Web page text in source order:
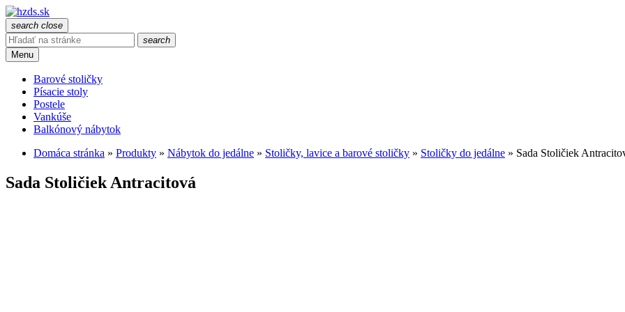
search close
search
Menu
Barové stoličky
Písacie stoly
Postele
Vankúše
Balkónový nábytok
Domáca stránka » Produkty » Nábytok do jedálne » Stoličky, lavice a barové stoličky » Stoličky do jedálne » Sada Stoličiek
Sada Stoličiek Antracitová